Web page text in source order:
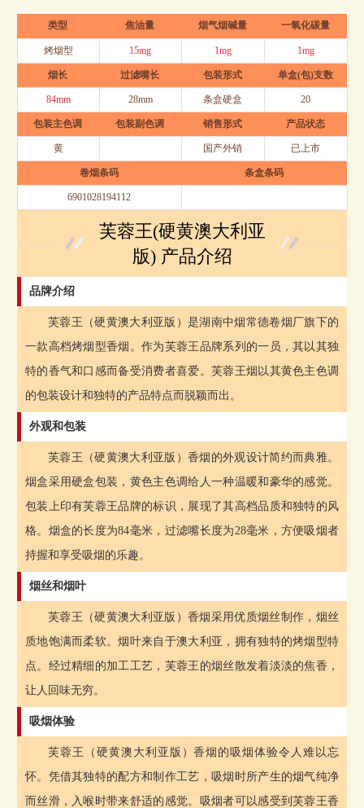
类型 焦油量 烟气烟碱量 一氧化碳量
烤烟型 15mg 1mg 1mg
烟长 过滤嘴长 包装形式 单盒(包)支数
84mm 28mm 条盒硬盒 20
包装主色调 包装副色调 销售形式 产品状态
黄 国产外销 已上市
卷烟条码 条盒条码
6901028194112
芙蓉王(硬黄澳大利亚
版) 产品介绍
品牌介绍
芙蓉王（硬黄澳大利亚版）是湖南中烟常德卷烟厂旗下的
一款高档烤烟型香烟。作为芙蓉王品牌系列的一员，其以其独
特的香气和口感而备受消费者喜爱。芙蓉王烟以其黄色主色调
的包装设计和独特的产品特点而脱颖而出。
外观和包装
芙蓉王（硬黄澳大利亚版）香烟的外观设计简约而典雅。
烟盒采用硬盒包装，黄色主色调给人一种温暖和豪华的感觉。
包装上印有芙蓉王品牌的标识，展现了其高档品质和独特的风
格。烟盒的长度为84毫米，过滤嘴长度为28毫米，方便吸烟者
持握和享受吸烟的乐趣。
烟丝和烟叶
芙蓉王（硬黄澳大利亚版）香烟采用优质烟丝制作，烟丝
质地饱满而柔软。烟叶来自于澳大利亚，拥有独特的烤烟型特
点。经过精细的加工工艺，芙蓉王的烟丝散发着淡淡的焦香，
让人回味无穷。
吸烟体验
芙蓉王（硬黄澳大利亚版）香烟的吸烟体验令人难以忘
怀。凭借其独特的配方和制作工艺，吸烟时所产生的烟气纯净
而丝滑，入喉时带来舒适的感觉。吸烟者可以感受到芙蓉王香